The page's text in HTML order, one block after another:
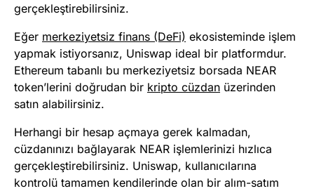
gerçekleştirebilirsiniz.
Eğer merkeziyetsiz finans (DeFi) ekosisteminde işlem
yapmak istiyorsanız, Uniswap ideal bir platformdur.
Ethereum tabanlı bu merkeziyetsiz borsada NEAR
token’lerini doğrudan bir kripto cüzdan üzerinden
satın alabilirsiniz.
Herhangi bir hesap açmaya gerek kalmadan,
cüzdanınızı bağlayarak NEAR işlemlerinizi hızlıca
gerçekleştirebilirsiniz. Uniswap, kullanıcılarına
kontrolü tamamen kendilerinde olan bir alım-satım